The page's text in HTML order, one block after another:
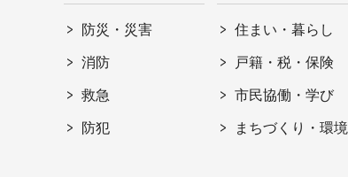
防災・災害
消防
救急
防犯
住まい・暮らし
戸籍・税・保険
市民協働・学び
まちづくり・環境